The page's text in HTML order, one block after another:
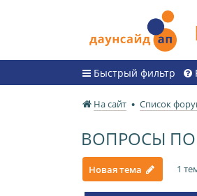
Быстрый фильтр
На сайт Список
ВОПРОСЫ ПО
Новая тема 1